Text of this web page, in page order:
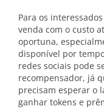
Para os
venda com o custo
oportuna,
disponível por
redes sociais pode
recompensador, já
precisam esperar o
ganhar tokens e